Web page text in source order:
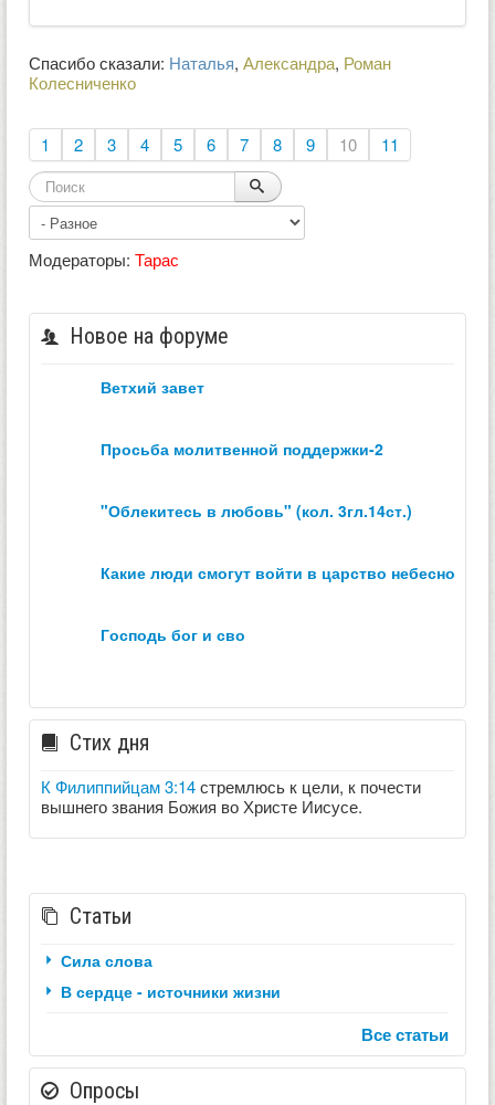
Спасибо сказали: Наталья, Александра, Роман
Колесниченко
1 2 3 4 5 6 7 8 9 10 11
Модераторы: Тарас
Новое на форуме
ветхий завет
просьба молитвенной поддержки-2
"облекитесь в любовь" (кол. 3гл.14ст.)
какие люди смогут войти в царство небесное？
господь бог и сво
Стих дня
К Филиппийцам 3:14стремлюсь к цели, к почести
вышнего звания Божия во Христе Иисусе.
Статьи
Сила слова
В сердце - источники жизни
Все статьи
Опросы